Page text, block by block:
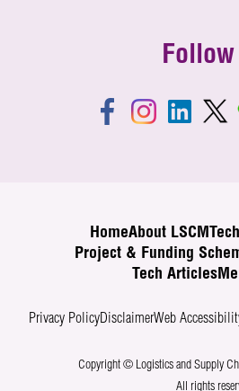
Follow
HomeAbout LSCM
Project & Funding
Tech Articles
Privacy PolicyDisclaimerWeb
Copyright © Logistics and Supply
All rights